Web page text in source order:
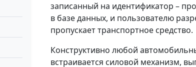
записанный на идентификатор –
в базе данных, и пользователю
пропускает транспортное средство.
Конструктивно любой
встраивается силовой механизм,